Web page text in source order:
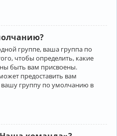
группе, ваша группа по
чтобы определить, какие
быть вам присвоены.
предоставить вам
группу по умолчанию в